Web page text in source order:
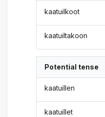
kaatuilkoot
kaatuiltakoon
Potential tense
kaatuillen
kaatuillet